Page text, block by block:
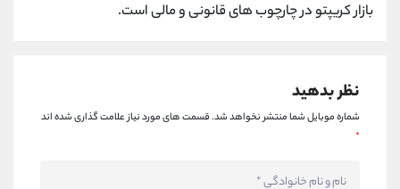
بازار کریپتو در چارچوب های قانونی و مالی است.
نظر بدهید
شماره موبایل شما منتشر نخواهد شد.قسمت های مورد نیاز علامت گذاری شده اند
*